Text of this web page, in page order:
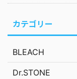
カテゴリー
BLEACH
Dr.STONE